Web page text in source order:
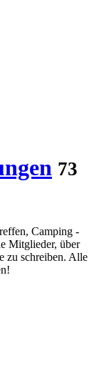
73
Camping -
Mitglieder, über
zu schreiben. Alle